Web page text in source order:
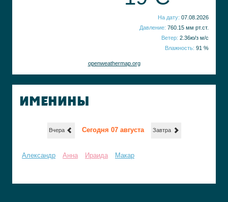
На дату: 07.08.2026
Давление: 760.15 мм рт.ст.
Ветер: 2.36ю/з м/с
Влажность: 91 %
openweathermap.org
ИМЕНИНЫ
Вчера Сегодня 07 августа Завтра
Александр Анна Ираида Макар